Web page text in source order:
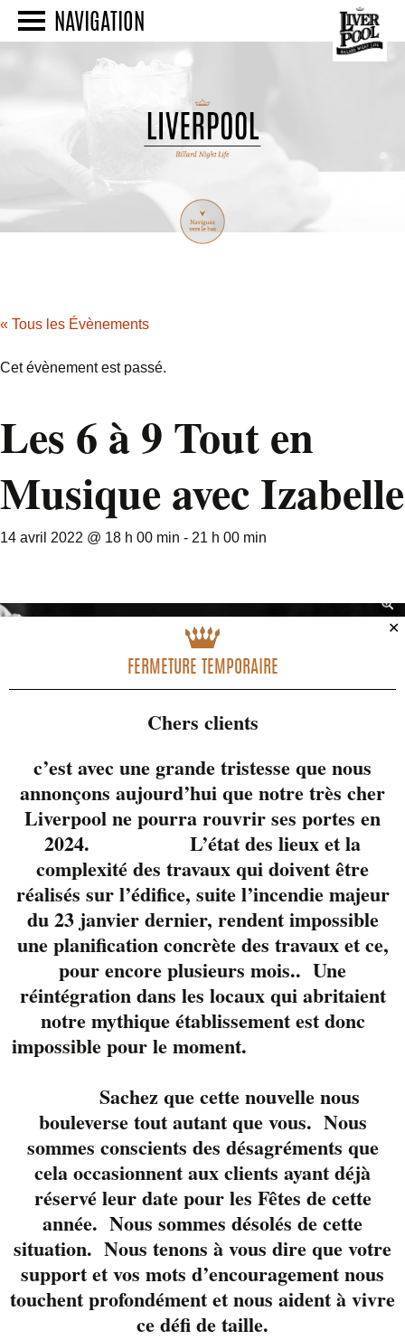
NAVIGATION
« Tous les Évènements
Cet évènement est passé.
Les 6 à 9 Tout en
Musique avec Izabelle
14 avril 2022 @ 18 h 00 min - 21 h 00 min
La talentueuse et
rayonnante Izabelle
sera de passage au
Liverpool ce
printemps.
Accompagnée du
guitariste Olivier
Laroche. Réservez
rapidement au
www.liverpool.ca
✕
FERMETURE TEMPORAIRE
Chers clients
c’est avec une grande tristesse que nous
annonçons aujourd’hui que notre très cher
Liverpool ne pourra rouvrir ses portes en
2024. L’état des lieux et la
complexité des travaux qui doivent être
réalisés sur l’édifice, suite l’incendie majeur
du 23 janvier dernier, rendent impossible
une planification concrète des travaux et ce,
pour encore plusieurs mois.. Une
réintégration dans les locaux qui abritaient
notre mythique établissement est donc
impossible pour le moment.
Sachez que cette nouvelle nous
bouleverse tout autant que vous. Nous
sommes conscients des désagréments que
cela occasionnent aux clients ayant déjà
réservé leur date pour les Fêtes de cette
année. Nous sommes désolés de cette
situation. Nous tenons à vous dire que votre
support et vos mots d’encouragement nous
touchent profondément et nous aident à vivre
ce défi de taille.